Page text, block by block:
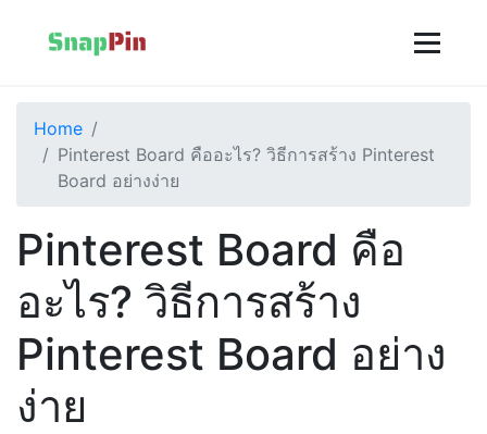
Home
Pinterest Board คืออะไร? วิธีการสร้าง Pinterest
Board อย่างง่าย
Pinterest Board คือ
อะไร? วิธีการสร้าง
Pinterest Board อย่าง
ง่าย